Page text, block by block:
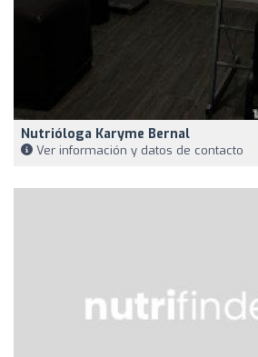
Nutrióloga Karyme Bernal
Ver información y datos de contacto